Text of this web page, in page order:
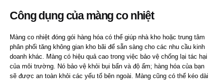
Công dụng của màng co nhiệt
Màng co nhiệt đóng gói hàng hóa có thể giúp nhà kho hoặc trung tâm
phân phối tăng không gian kho bãi để sẵn sàng cho các nhu cầu kinh
doanh khác. Màng có hiệu quả cao trong việc bảo vệ chống lại tác hại
của môi trường. Nó bảo vệ khỏi bụi bẩn và độ ẩm; hàng hóa của bạn
sẽ được an toàn khỏi các yếu tố bên ngoài. Màng cũng có thể kéo dài